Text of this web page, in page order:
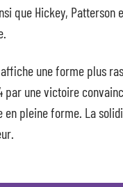
que Hickey,
une forme plus
par une victoire
pleine forme. La